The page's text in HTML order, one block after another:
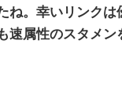
ね。幸いリンクは
速属性のスタメン